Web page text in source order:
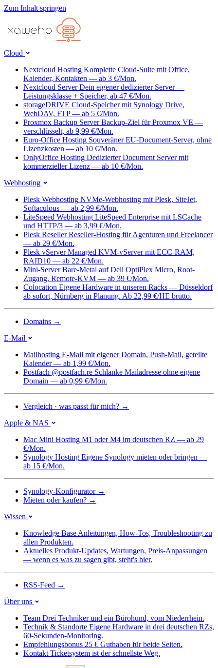
Zum Inhalt springen
Cloud
Nextcloud Hosting Komplette Cloud-Suite mit Office,
Kalender, Kontakten — ab 3 €/Mon.
Nextcloud Server Dein eigener dedizierter Server —
Leistungsklasse + Speicher, ab 47 €/Mon.
storageDRIVE Cloud-Speicher mit Synology Drive,
WebDAV, FTP — ab 5 €/Mon.
Proxmox Backup Server Backup-Ziel für Proxmox VE —
verschlüsselt, ab 9,99 €/Mon.
Euro-Office Hosting Souveräner EU-Document-Server, ohne
Lizenzkosten — ab 10 €/Mon.
OnlyOffice Hosting Dedizierter Document Server mit
kommerzieller Lizenz — ab 10 €/Mon.
Webhosting
Plesk Webhosting NVMe-Webhosting mit Plesk, SiteJet,
Softaculous — ab 2,99 €/Mon.
LiteSpeed Webhosting LiteSpeed Enterprise mit LSCache
und HTTP/3 — ab 3,99 €/Mon.
Plesk Reseller Reseller-Hosting für Agenturen und Freelancer
— ab 29 €/Mon.
Plesk vServer Managed KVM-vServer mit ECC-RAM,
RAID10 — ab 22 €/Mon.
Mini-Server Bare-Metal auf Dell OptiPlex Micro, Root-
Zugang, Remote-KVM — ab 39 €/Mon.
Colocation Eigene Hardware in unseren Racks — Düsseldorf
ab sofort, Nürnberg in Planung. Ab 22,99 €/HE brutto.
Domains →
E-Mail
Mailhosting E-Mail mit eigener Domain, Push-Mail, geteilte
Kalender — ab 1,99 €/Mon.
Postfach @postfach.re Schlanke Mailadresse ohne eigene
Domain — ab 0,99 €/Mon.
Vergleich · was passt für mich? →
Apple & NAS
Mac Mini Hosting M1 oder M4 im deutschen RZ — ab 29
€/Mon.
Synology Hosting Eigene Synology mieten oder bringen —
ab 15 €/Mon.
Synology-Konfigurator →
Mieten oder kaufen? →
Wissen
Knowledge Base Anleitungen, How-Tos, Troubleshooting zu
allen Produkten.
Aktuelles Produkt-Updates, Wartungen, Preis-Anpassungen
— wenn es was zu sagen gibt, steht's hier.
RSS-Feed →
Über uns
Team Drei Techniker und ein Bürohund, vom Niederrhein.
Technik & Standorte Eigene Hardware in drei deutschen RZs,
60-Sekunden-Monitoring.
Empfehlungsbonus 25 € Guthaben für beide Seiten.
Kontakt Ticketsystem ist der schnellste Weg.